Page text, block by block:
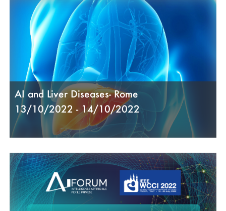
AI and Liver Diseases- Rome
13/10/2022 - 14/10/2022